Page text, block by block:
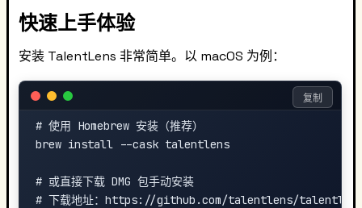
快速上手体验
安装 TalentLens 非常简单。以 macOS 为例：
# 使用 Homebrew 安装（推荐）
brew install --cask talentlens
# 或直接下载 DMG 包手动安装
复制